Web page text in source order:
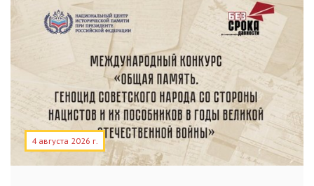
4 августа 2026 г.